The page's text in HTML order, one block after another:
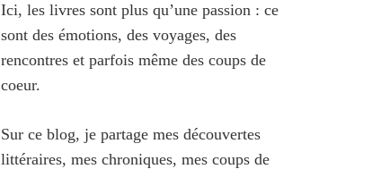
Ici, les livres sont plus qu’une passion : ce
sont des émotions, des voyages, des
rencontres et parfois même des coups de
coeur.
Sur ce blog, je partage mes découvertes
littéraires, mes chroniques, mes coups de